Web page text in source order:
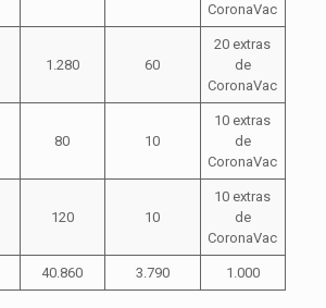
CoronaVac
1.280 60
20 extras
de
CoronaVac
80 10
10 extras
de
CoronaVac
120 10
10 extras
de
CoronaVac
40.860 3.790 1.000